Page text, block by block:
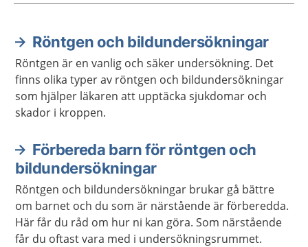
Aktuella artiklar
Röntgen och bildundersökningar
Röntgen är en vanlig och säker undersökning. Det
finns olika typer av röntgen och bildundersökningar
som hjälper läkaren att upptäcka sjukdomar och
skador i kroppen.
Förbereda barn för röntgen och
bildundersökningar
Röntgen och bildundersökningar brukar gå bättre
om barnet och du som är närstående är förberedda.
Här får du råd om hur ni kan göra. Som närstående
får du oftast vara med i undersökningsrummet.